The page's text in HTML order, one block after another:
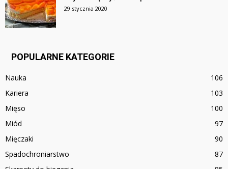
29 stycznia 2020
POPULARNE KATEGORIE
Nauka
106
Kariera
103
Mięso
100
Miód
97
Mięczaki
90
Spadochroniarstwo
87